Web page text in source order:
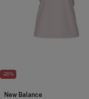
-20%
New Balance